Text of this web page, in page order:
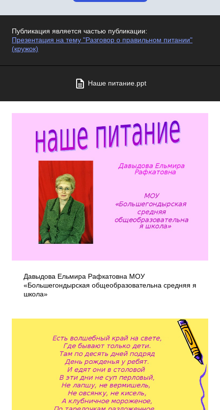
Публикация является частью публикации:
Презентация на тему "Разговор о правильном питании"
(кружок)
Наше питание.ppt
Давыдова Ельмира Рафкатовна МОУ
«Большегондырская общеобразовательна средняя я
школа»